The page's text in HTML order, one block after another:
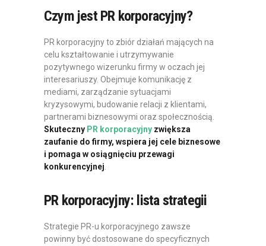
Czym jest PR korporacyjny?
PR korporacyjny to zbiór działań mających na
celu kształtowanie i utrzymywanie
pozytywnego wizerunku firmy w oczach jej
interesariuszy. Obejmuje komunikację z
mediami, zarządzanie sytuacjami
kryzysowymi, budowanie relacji z klientami,
partnerami biznesowymi oraz społecznością.
Skuteczny PR korporacyjny zwiększa
zaufanie do firmy, wspiera jej cele biznesowe
i pomaga w osiągnięciu przewagi
konkurencyjnej
PR korporacyjny: lista strategii
Strategie PR-u korporacyjnego zawsze
powinny być dostosowane do specyficznych